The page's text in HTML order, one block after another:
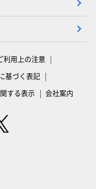
利用上の注意
基づく表記
する表示 会社案内